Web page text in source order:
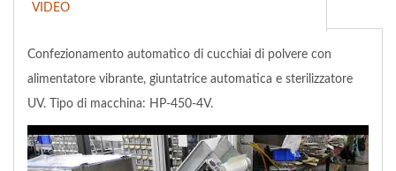
VIDEO
Confezionamento automatico di cucchiai di polvere con
alimentatore vibrante, giuntatrice automatica e sterilizzatore
UV. Tipo di macchina: HP-450-4V.